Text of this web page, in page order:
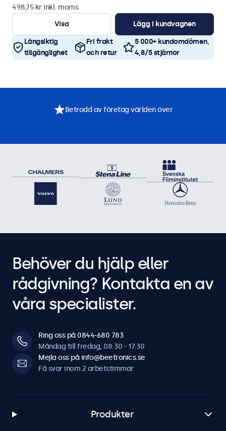
498,75 kr inkl. moms
Visa
Lägg i kundvagnen
Långsiktig
tillgänglighet
Fri frakt
och retur
5 000+ kundomdömen,
4,8/5 stjärnor
Betrodd av företag världen över
Behöver du hjälp eller
rådgivning? Kontakta en av
våra specialister.
Ring oss på 0844-680 783
Måndag till fredag, 08:30 - 17:30
Mejla oss på info@beetronics.se
Få svar inom 2 arbetstimmar
Produkter